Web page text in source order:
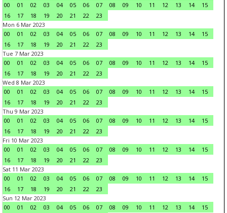
00
01 02 03 04 05 06 07 08 09 10 11 12 13 14
15
16
17 18 19 20 21 22
23
Mon 6 Mar 2023
00
01 02 03 04 05 06 07 08 09 10 11 12 13 14
15
16
17 18 19 20 21 22
23
Tue 7 Mar 2023
00
01 02 03 04 05 06 07 08 09 10 11 12 13 14
15
16
17 18 19 20 21 22
23
Wed 8 Mar 2023
00
01 02 03 04 05 06 07 08 09 10 11 12 13 14
15
16
17 18 19 20 21 22
23
Thu 9 Mar 2023
00
01 02 03 04 05 06 07 08 09 10 11 12 13 14
15
16
17 18 19 20 21 22
23
Fri 10 Mar 2023
00
01 02 03 04 05 06 07 08 09 10 11 12 13 14
15
16
17 18 19 20 21 22
23
Sat 11 Mar 2023
00
01 02 03 04 05 06 07 08 09 10 11 12 13 14
15
16
17 18 19 20 21 22
23
Sun 12 Mar 2023
00
01 02 03 04 05 06 07 08 09 10 11 12 13 14 15